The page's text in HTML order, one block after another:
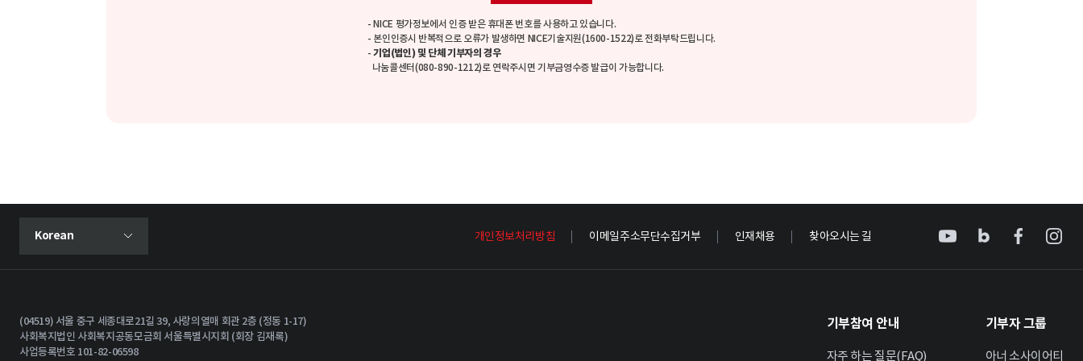
- NICE 평가정보에서 인증 받은 휴대폰 번호를 사용하고 있습니다.
- 본인인증시 반복적으로 오류가 발생하면 NICE기술지원(1600-1522)로 전화부탁드립니다.
-기업(법인) 및 단체 기부자의 경우
나눔콜센터(080-890-1212)로 연락주시면 기부금영수증 발급이 가능합니다.
언어 선택 메뉴 열기
현재 선택된 언어
Korean 개인정보처리방침 이메일주소무단수집거부 인재채용 찾아오시는 길
(04519) 서울 중구 세종대로21길 39, 사랑의열매 회관 2층 (정동 1-17)
사회복지법인 사회복지공동모금회 서울특별시지회 (회장 김재록)
사업등록번호 101-82-06598
기부참여 안내
자주 하는 질문(FAQ)
기부자 그룹
아너 소사이어티